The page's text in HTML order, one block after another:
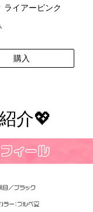
ライアーピンク
購入
介💖